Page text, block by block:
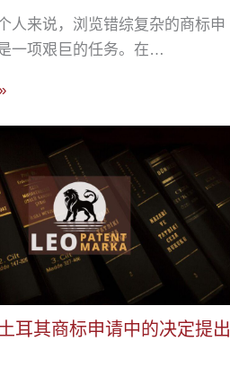
人来说，浏览错综复杂的商标申
一项艰巨的任务。在…
耳其商标申请中的决定提出